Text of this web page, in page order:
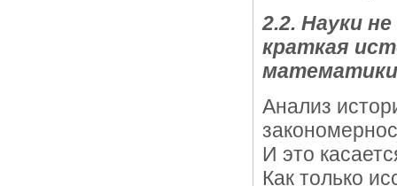
2.2. Науки
краткая
математики
Анализ
И это
Как только